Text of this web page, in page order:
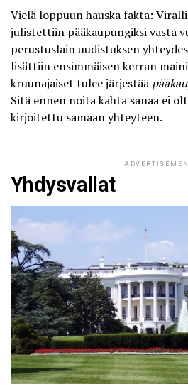
Vielä loppuun hauska fakta:
julistettiin pääkaupungiksi vasta
perustuslain uudistuksen
lisättiin ensimmäisen kerran
kruunajaiset tulee järjestää
Sitä ennen noita kahta sanaa ei
kirjoitettu samaan yhteyteen.
Yhdysvallat